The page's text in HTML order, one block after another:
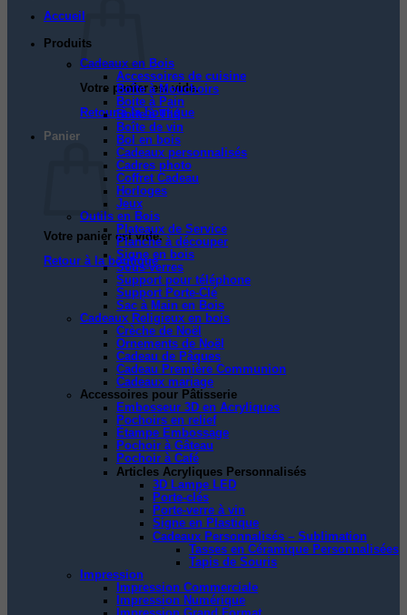
Votre panier est vide.
Retour à la boutique
Panier
Votre panier est vide.
Retour à la boutique
Accueil
Produits
Cadeaux en Bois
Accessoires de cuisine
Boîte à Mouchoirs
Boite à Pain
Boîte à Thé
Boîte de vin
Bol en bois
Cadeaux personnalisés
Cadres photo
Coffret Cadeau
Horloges
Jeux
Outils en Bois
Plateaux de Service
Planche à découper
Signe en bois
Sous-verres
Support pour téléphone
Support Porte-Clé
Sac à Main en Bois
Cadeaux Religieux en bois
Crèche de Noël
Ornements de Noël
Cadeau de Pâques
Cadeau Première Communion
Cadeaux mariage
Accessoires pour Pâtisserie
Embosseur 3D en Acryliques
Pochoirs en relief
Étampe Embossage
Pochoir à Gâteau
Pochoir à Café
Articles Acryliques Personnalisés
3D Lampe LED
Porte-clés
Porte-verre à vin
Signe en Plastique
Cadeaux Personnalisés – Sublimation
Tasses en Céramique Personnalisées
Tapis de Souris
Impression
Impression Commerciale
Impression Numérique